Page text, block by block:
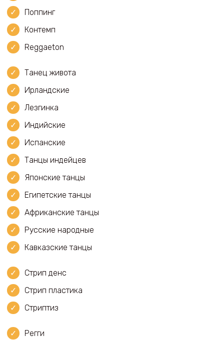
Поппинг
Контемп
Reggaeton
Танец живота
Ирландские
Лезгинка
Индийские
Испанские
Танцы индейцев
Японские танцы
Египетские танцы
Африканские танцы
Русские народные
Кавказские танцы
Стрип денс
Стрип пластика
Стриптиз
Регги